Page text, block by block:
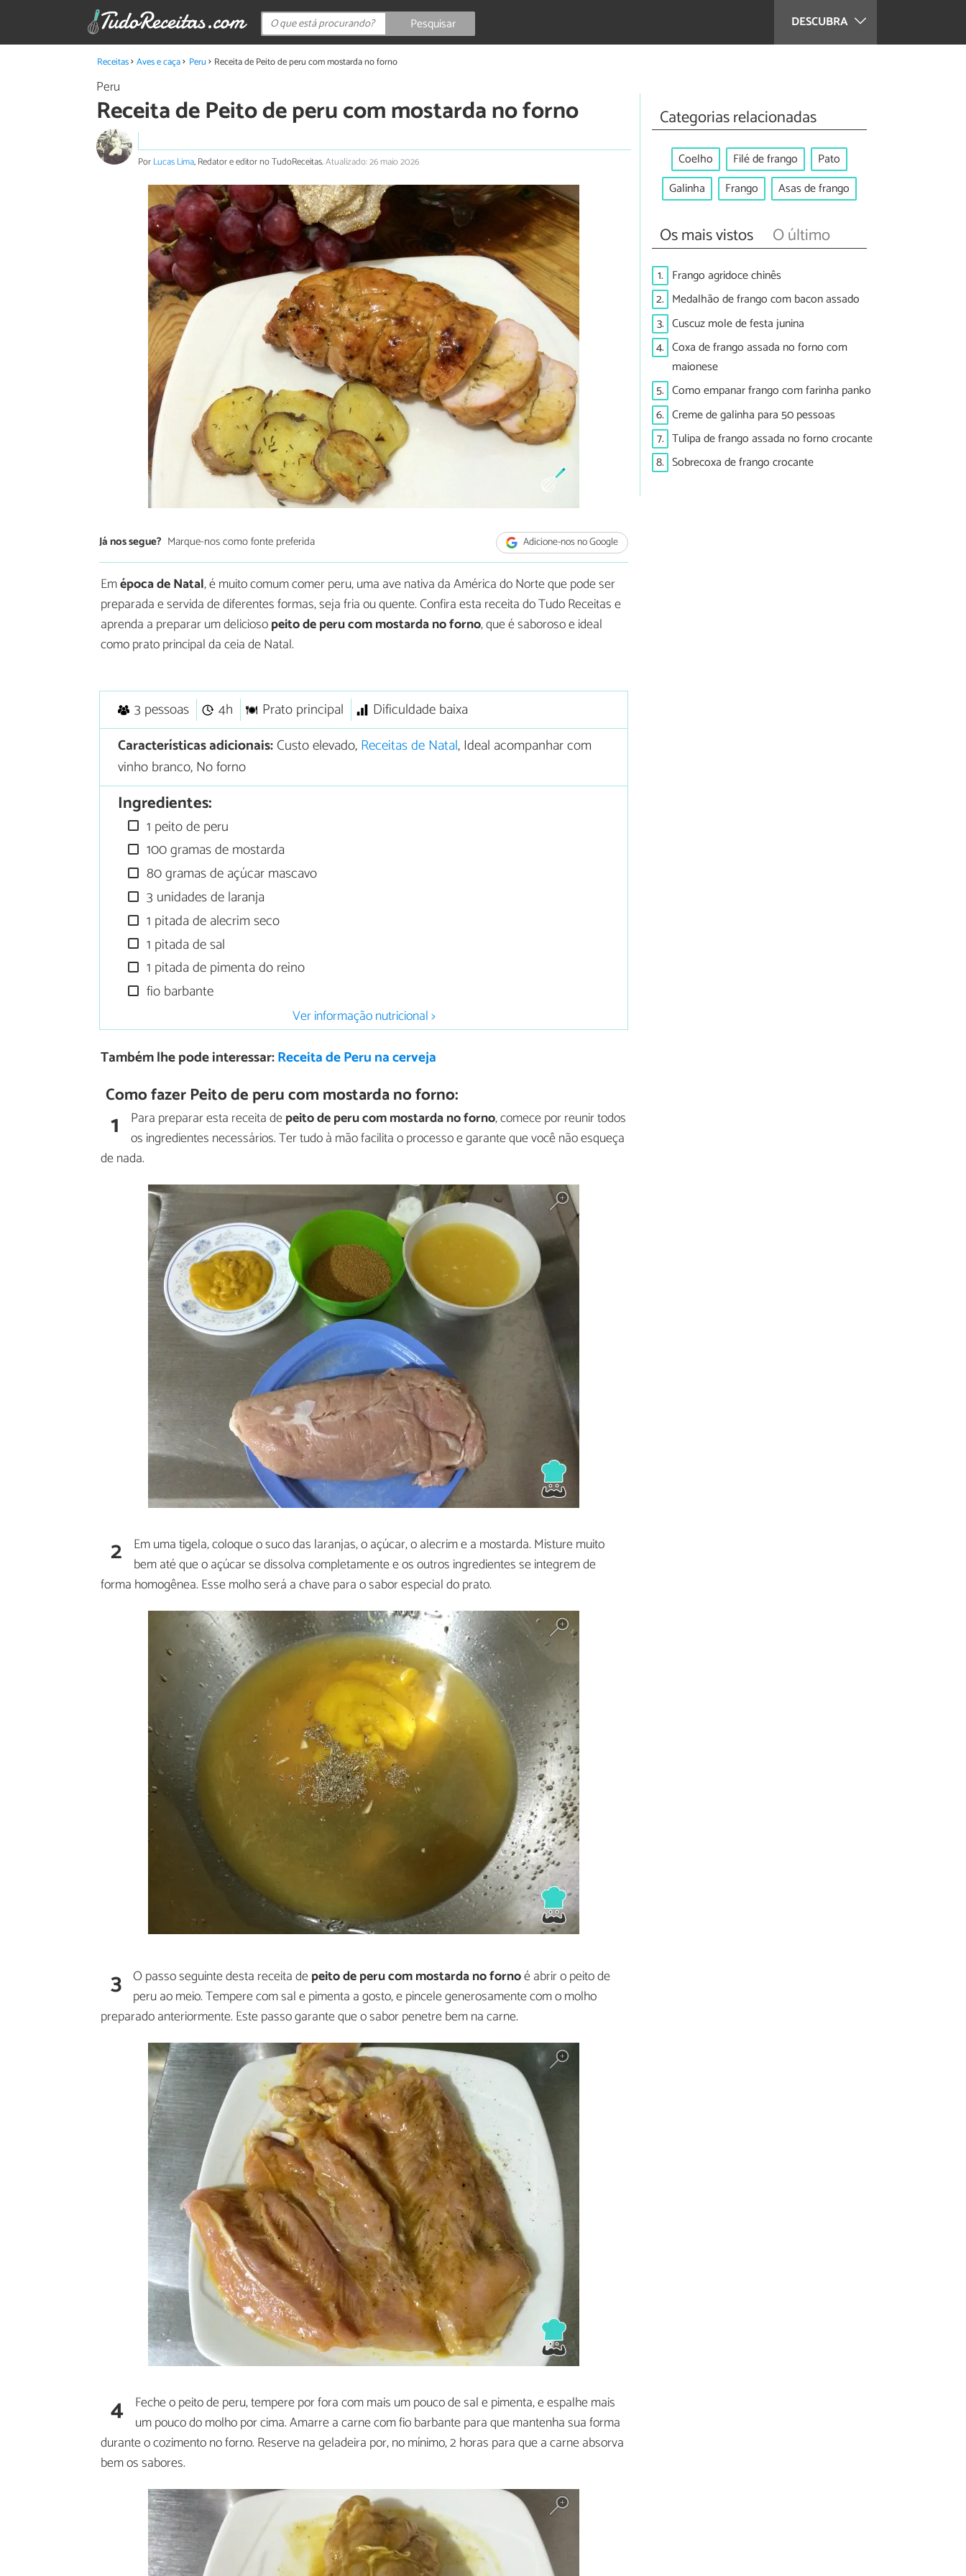
DESCUBRA
Pesquisar
Receitas Aves e caça Peru Receita de Peito de peru com mostarda no forno
Peru
Receita de Peito de peru com mostarda no forno
PorLucas Lima, Redator e editor no TudoReceitas.Atualizado: 26 maio 2026
Já nos segue? Marque-nos como fonte preferida Adicione-nos no Google
Emépoca de Natal, é muito comum comer peru, uma ave nativa da América do Norte que pode ser
preparada e servida de diferentes formas, seja fria ou quente. Confira esta receita do Tudo Receitas e
aprenda a preparar um deliciosopeito de peru com mostarda no forno, que é saboroso e ideal
como prato principal da ceia de Natal.
3 pessoas 4h Prato principal
Dificuldade baixa
Características adicionais:Custo elevado,Receitas de Natal, Ideal acompanhar com
vinho branco, No forno
Ingredientes:
1 peito de peru
100 gramas de mostarda
80 gramas de açúcar mascavo
3 unidades de laranja
1 pitada de alecrim seco
1 pitada de sal
1 pitada de pimenta do reino
fio barbante
Ver informação nutricional >
Também lhe pode interessar:Receita de Peru na cerveja
Como fazer Peito de peru com mostarda no forno:
1 Para preparar esta receita depeito de peru com mostarda no forno, comece por reunir todos
os ingredientes necessários. Ter tudo à mão facilita o processo e garante que você não esqueça
de nada.
2 Em uma tigela, coloque o suco das laranjas, o açúcar, o alecrim e a mostarda. Misture muito
bem até que o açúcar se dissolva completamente e os outros ingredientes se integrem de
forma homogênea. Esse molho será a chave para o sabor especial do prato.
3 O passo seguinte desta receita depeito de peru com mostarda no fornoé abrir o peito de
peru ao meio. Tempere com sal e pimenta a gosto, e pincele generosamente com o molho
preparado anteriormente. Este passo garante que o sabor penetre bem na carne.
4 Feche o peito de peru, tempere por fora com mais um pouco de sal e pimenta, e espalhe mais
um pouco do molho por cima. Amarre a carne com fio barbante para que mantenha sua forma
durante o cozimento no forno. Reserve na geladeira por, no mínimo, 2 horas para que a carne absorva
bem os sabores.
Categorias relacionadas
Coelho Filé de frango
Pato
Galinha
Frango Asas de frango
Os mais vistos O último
1. Frango agridoce chinês
2. Medalhão de frango com bacon assado
3. Cuscuz mole de festa junina
4. Coxa de frango assada no forno com
maionese
5. Como empanar frango com farinha panko
6. Creme de galinha para 50 pessoas
7. Tulipa de frango assada no forno crocante
8. Sobrecoxa de frango crocante